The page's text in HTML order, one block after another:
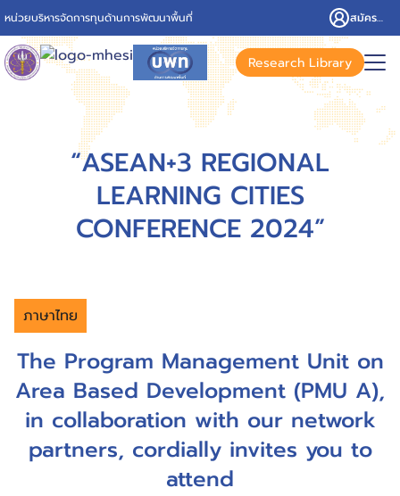
Skip
to
content
หน่วยบริหารจัดการทุนด้านการพัฒนาพื้นที่ สมัครสมาชิก/เข้าสู่ระบบ
Research Library
Search
for:
“ASEAN+3 REGIONAL
LEARNING CITIES
CONFERENCE 2024”
ภาษาไทย
The Program Management Unit on
Area Based Development (PMU A),
in collaboration with our network
partners, cordially invites you to
attend